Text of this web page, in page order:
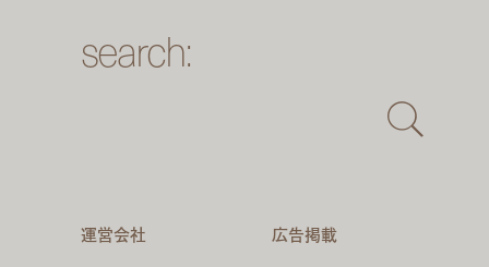
search:
運営会社
広告掲載